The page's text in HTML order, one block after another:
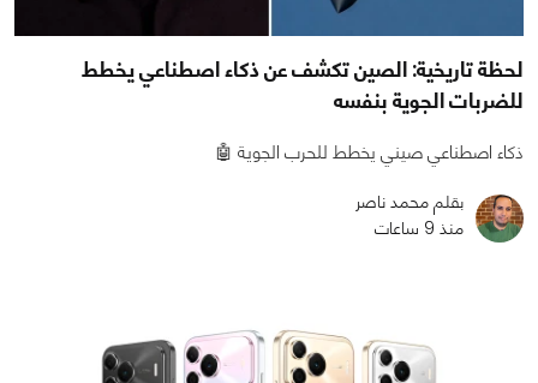
لحظة تاريخية: الصين تكشف عن ذكاء اصطناعي يخطط
للضربات الجوية بنفسه
ذكاء اصطناعي صيني يخطط للحرب الجوية 🤖
بقلم محمد ناصر
منذ 9 ساعات